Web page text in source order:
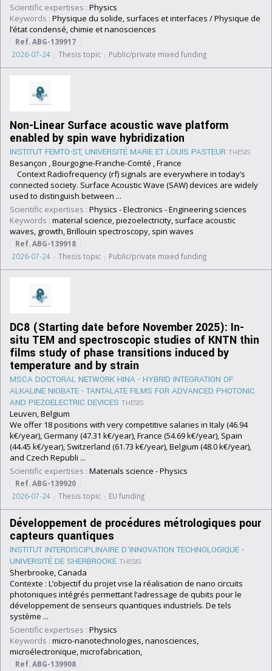
Scientific expertises : Physics
Keywords : Physique du solide, surfaces et interfaces / Physique de
l’état condensé, chimie et nanosciences
Ref. ABG-139917
2026-07-24
Thesis topic Public/private mixed funding
Non-Linear Surface acoustic wave platform
enabled by spin wave hybridization
INSTITUT FEMTO-ST, UNIVERSITÉ MARIE ET LOUIS PASTEUR THESIS
Besançon , Bourgogne-Franche-Comté , France
Context Radiofrequency (rf) signals are everywhere in today’s
connected society. Surface Acoustic Wave (SAW) devices are widely
used to distinguish between ...
Scientific expertises : Physics -Electronics -Engineering sciences
Keywords : material science, piezoelectricity, surface acoustic
waves, growth, Brillouin spectroscopy, spin waves
Ref. ABG-139918
2026-07-24
Thesis topic Public/private mixed funding
DC8 (Starting date before November 2025): In-
situ TEM and spectroscopic studies of KNTN thin
films study of phase transitions induced by
temperature and by strain
MSCA DOCTORAL NETWORK HINA - HYBRID INTEGRATION OF
ALKALINE NIOBATE - TANTALATE FILMS FOR ADVANCED PHOTONIC
AND PIEZOELECTRIC DEVICES THESIS
Leuven, Belgium
We offer 18 positions with very competitive salaries in Italy (46.94
k€/year), Germany (47.31 k€/year), France (54.69 k€/year), Spain
(44.45 k€/year), Switzerland (61.73 k€/year), Belgium (48.0 k€/year),
and Czech Republi ...
Scientific expertises : Materials science -Physics
Ref. ABG-139920
2026-07-24
Thesis topic EU funding
Développement de procédures métrologiques pour
capteurs quantiques
INSTITUT INTERDISCIPLINAIRE D'INNOVATION TECHNOLOGIQUE -
UNIVERSITÉ DE SHERBROOKE THESIS
Sherbrooke, Canada
Contexte : L’objectif du projet vise la réalisation de nano circuits
photoniques intégrés permettant l’adressage de qubits pour le
développement de senseurs quantiques industriels. De tels
système ...
Scientific expertises : Physics
Keywords : micro-nanotechnologies, nanosciences,
microélectronique, microfabrication,
Ref. ABG-139908